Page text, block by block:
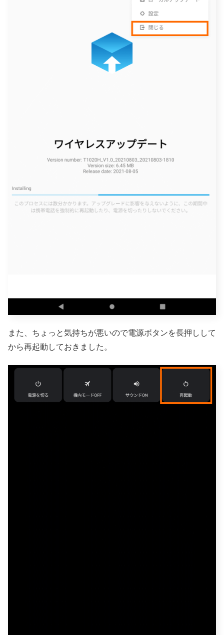
また、ちょっと気持ちが悪いので電源ボタンを長押しして
から再起動しておきました。